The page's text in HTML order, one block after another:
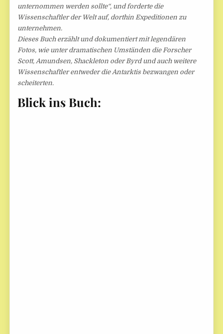
unternommen werden sollte“, und forderte die
Wissenschaftler der Welt auf, dorthin Expeditionen zu
unternehmen.
Dieses Buch erzählt und dokumentiert mit legendären
Fotos, wie unter dramatischen Umständen die Forscher
Scott, Amundsen, Shackleton oder Byrd und auch weitere
Wissenschaftler entweder die Antarktis bezwangen oder
scheiterten.
Blick ins Buch: